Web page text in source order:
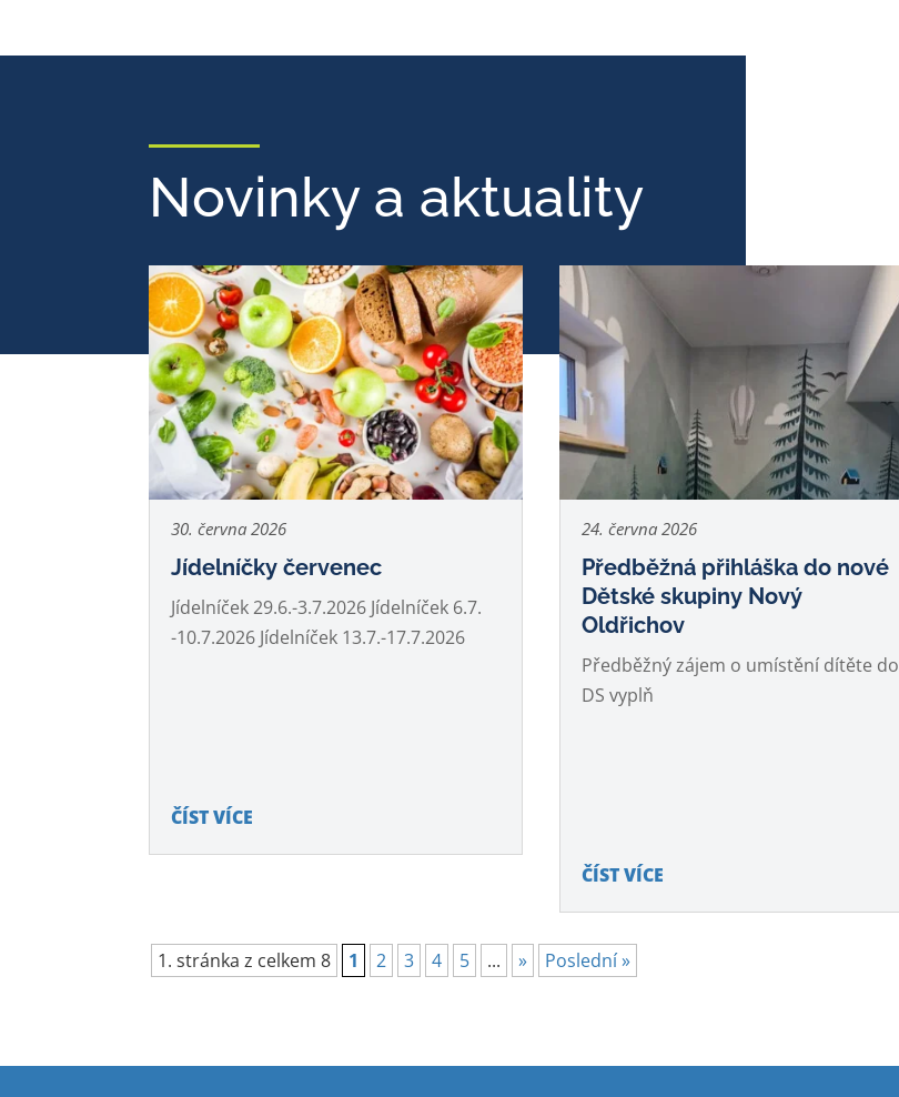
Novinky a aktuality
Jídelníčky červenec
30. června 2026
Jídelníček 29.6.-3.7.2026 Jídelníček 6.7.
-10.7.2026 Jídelníček 13.7.-17.7.2026
ČÍST VÍCE
Předběžná přihláška do nové
Dětské skupiny Nový
Oldřichov
24. června 2026
Předběžný zájem o umístění dítěte do
DS vyplň
ČÍST VÍCE
1. stránka z celkem 8 1 2 3 4 5 ... » Poslední »